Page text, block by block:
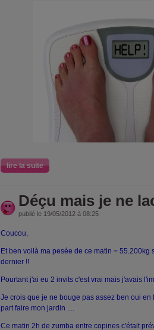
lire la suite
Déçu mais je ne
publié le 19/05/2012 à 08:25
Coucou,
Et ben voilà ma pesée de ce matin =
dernier !!
Pourtant j'ai eu 2 invits c'est vrai mais j'avais
Je crois que je ne bouge pas assez ben oui
part faire mon jardin ....
Ce matin 2h de zumba entre copines c'était